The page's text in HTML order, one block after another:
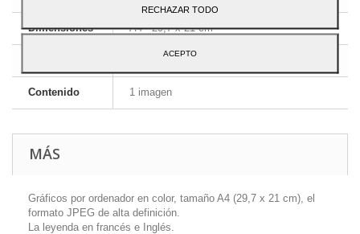
Dimensiones A4 - 29,7 x 21 cm
Inglés y francés
Contenido 1 imagen
MÁS
Gráficos por ordenador en color, tamaño A4 (29,7 x 21 cm), el
formato JPEG de alta definición.
La leyenda en francés e Inglés.
RECHAZAR TODO
ACEPTO